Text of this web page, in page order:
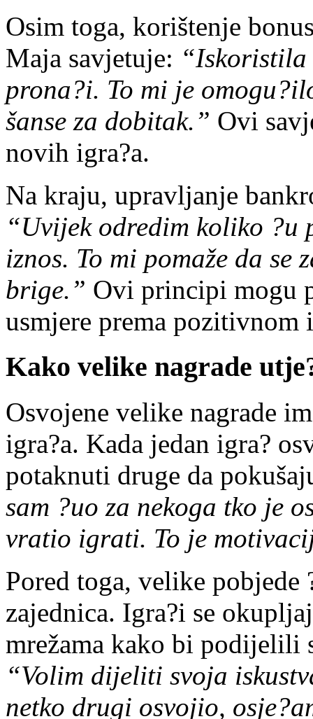
Osim toga, korištenje
Maja savjetuje: “Iskoristila
prona?i. To mi je
šanse za dobitak.” Ovi
novih igra?a.
Na kraju, upravljanje
“Uvijek odredim koliko
iznos. To mi pomaže da se
brige.” Ovi principi mogu
usmjere prema pozitivnom
Kako velike nagrade
Osvojene velike nagrade
igra?a. Kada jedan igra?
potaknuti druge da
sam ?uo za nekoga tko je
vratio igrati. To je
Pored toga, velike pobjede
zajednica. Igra?i se
mrežama kako bi podijelili
“Volim dijeliti svoja
netko drugi osvojio,